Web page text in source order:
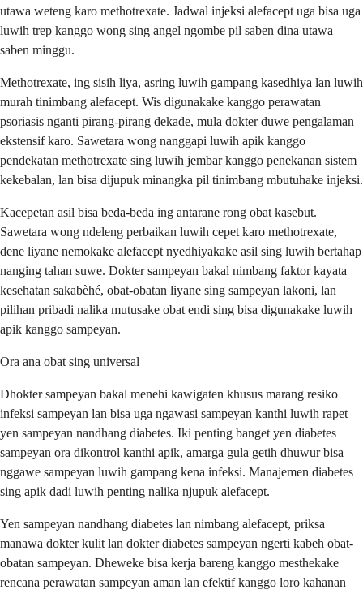
utawa weteng karo methotrexate. Jadwal injeksi alefacept uga bisa uga
luwih trep kanggo wong sing angel ngombe pil saben dina utawa
saben minggu.
Methotrexate, ing sisih liya, asring luwih gampang kasedhiya lan luwih
murah tinimbang alefacept. Wis digunakake kanggo perawatan
psoriasis nganti pirang-pirang dekade, mula dokter duwe pengalaman
ekstensif karo. Sawetara wong nanggapi luwih apik kanggo
pendekatan methotrexate sing luwih jembar kanggo penekanan sistem
kekebalan, lan bisa dijupuk minangka pil tinimbang mbutuhake injeksi.
Kacepetan asil bisa beda-beda ing antarane rong obat kasebut.
Sawetara wong ndeleng perbaikan luwih cepet karo methotrexate,
dene liyane nemokake alefacept nyedhiyakake asil sing luwih bertahap
nanging tahan suwe. Dokter sampeyan bakal nimbang faktor kayata
kesehatan sakabèhé, obat-obatan liyane sing sampeyan lakoni, lan
pilihan pribadi nalika mutusake obat endi sing bisa digunakake luwih
apik kanggo sampeyan.
Ora ana obat sing universal
Dhokter sampeyan bakal menehi kawigaten khusus marang resiko
infeksi sampeyan lan bisa uga ngawasi sampeyan kanthi luwih rapet
yen sampeyan nandhang diabetes. Iki penting banget yen diabetes
sampeyan ora dikontrol kanthi apik, amarga gula getih dhuwur bisa
nggawe sampeyan luwih gampang kena infeksi. Manajemen diabetes
sing apik dadi luwih penting nalika njupuk alefacept.
Yen sampeyan nandhang diabetes lan nimbang alefacept, priksa
manawa dokter kulit lan dokter diabetes sampeyan ngerti kabeh obat-
obatan sampeyan. Dheweke bisa kerja bareng kanggo mesthekake
rencana perawatan sampeyan aman lan efektif kanggo loro kahanan